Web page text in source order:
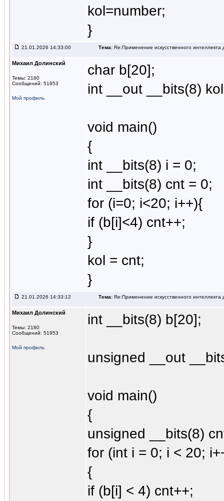
kol=number;
}
21.01.2026 14:33:00 Тема: Re:Применение искусственного
Михаил Долинский
Темы: 2180
Сообщений: 51953
Мой профиль
char b[20];
int __out __bits(8)
void main()
{
int __bits(8) i = 0;
int __bits(8) cnt = 0;
for (i=0; i<20; i++){
if (b[i]<4) cnt++;
}
kol = cnt;
}
21.01.2026 14:33:12 Тема: Re:Применение искусственного
Михаил Долинский
Темы: 2180
Сообщений: 51953
Мой профиль
int __bits(8) b[20];
unsigned __out
void main()
{
unsigned __bits(8)
for (int i = 0; i < 20;
{
if (b[i] < 4) cnt++;